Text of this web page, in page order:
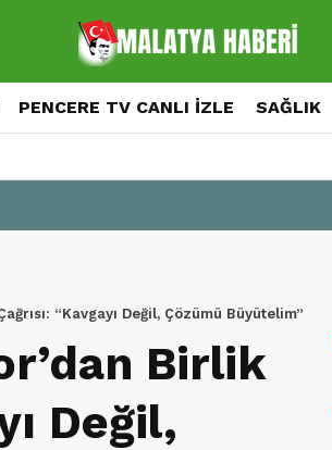
PENCERE TV CANLI İZLE SAĞLIK
“Kavgayı Değil, Çözümü Büyütelim”
Birlik
Değil,